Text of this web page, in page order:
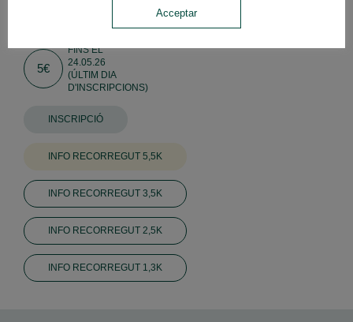
Trail Kids Guilleries
5€
FINS EL
24.05.26
(ÚLTIM DIA
D'INSCRIPCIONS)
INSCRIPCIÓ
INFO RECORREGUT 5,5K
INFO RECORREGUT 3,5K
INFO RECORREGUT 2,5K
INFO RECORREGUT 1,3K
Acceptar